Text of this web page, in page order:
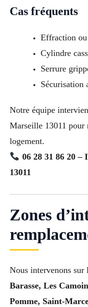
Cas fréquents
Effraction
Cylindre
Serrure
Sécurisation
Notre équipe
Marseille 13011 pour
logement.
06 28 31 86 20 –
13011
Zones
Nous intervenons sur
Barasse, Les
Pomme, Saint-